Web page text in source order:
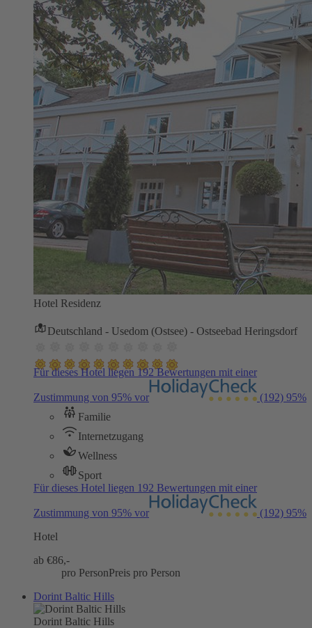
Hotel Residenz
Deutschland - Usedom (Ostsee) - Ostseebad Heringsdorf
Für dieses Hotel liegen 192 Bewertungen mit einer
Zustimmung von 95% vor (192) 95%
Familie
Internetzugang
Wellness
Sport
Für dieses Hotel liegen 192 Bewertungen mit einer
Zustimmung von 95% vor (192) 95%
Hotel
ab €86,-
pro PersonPreis pro Person
Dorint Baltic Hills
Dorint Baltic Hills